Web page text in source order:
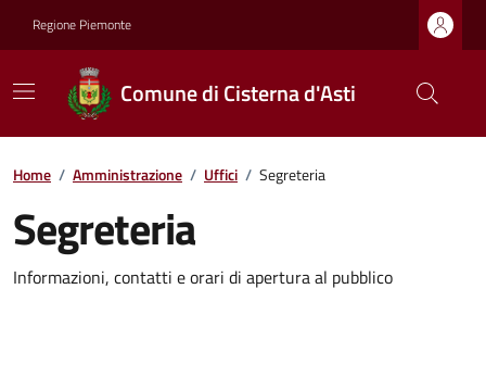
Regione Piemonte
Comune di Cisterna d'Asti
Home / Amministrazione / Uffici / Segreteria
Segreteria
Informazioni, contatti e orari di apertura al pubblico